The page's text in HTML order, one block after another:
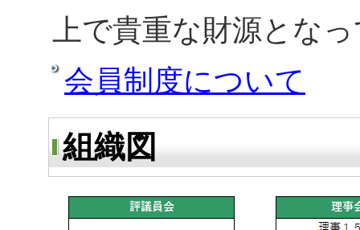
上で貴重な財源とな
会員制度について
組織図